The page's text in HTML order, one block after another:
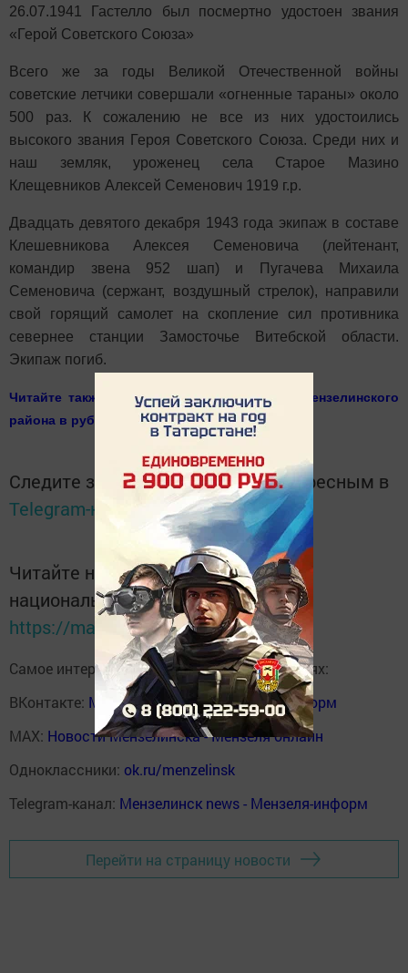
26.07.1941 Гастелло был посмертно удостоен звания
«Герой Советского Союза»
Всего же за годы Великой Отечественной войны
советские летчики совершали «огненные тараны» около
500 раз. К сожалению не все из них удостоились
высокого звания Героя Советского Союза. Среди них и
наш земляк, уроженец села Старое Мазино
Клещевников Алексей Семенович 1919 г.р.
Двадцать девятого декабря 1943 года экипаж в составе
Клешевникова Алексея Семеновича (лейтенант,
командир звена 952 шап) и Пугачева Михаила
Семеновича (сержант, воздушный стрелок), направили
свой горящий самолет на скопление сил противника
севернее станции Замосточье Витебской области.
Экипаж погиб.
Читайте также о других известный людях Мензелинского
района в рубрике История
Следите за самым важным и интересным в
Telegram-канале
Татмедиа
Читайте новости Татарстана в
национальном мессенджере MАХ:
https://max.ru/tatmedia
Самое интересное в наших социальных сетях:
ВКонтакте: Мензелинск news - Мензеля-информ
MAX: Новости Мензелинска - Мензеля онлайн
Одноклассники: ok.ru/menzelinsk
Telegram-канал: Мензелинск news - Мензеля-информ
Перейти на страницу новости